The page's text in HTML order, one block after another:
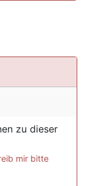
zu dieser
mir bitte